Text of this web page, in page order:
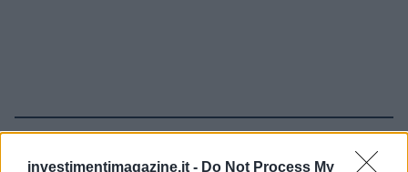
investimentimagazine.it - Do Not Process My